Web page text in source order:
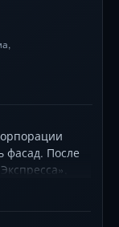
,
фасад. После
мстителю